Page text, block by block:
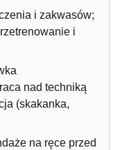
i zakwasów;
i
nad techniką
(skakanka,
na ręce przed